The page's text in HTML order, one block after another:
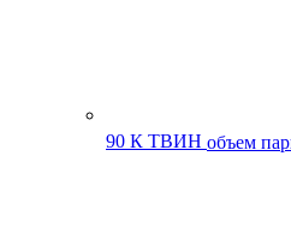
90 К ТВИН объем